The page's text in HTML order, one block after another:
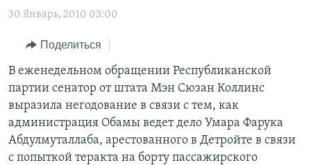
основной
навигации
Перейти
поиск
ИТОГИ
ПОЧЕМУ ЭТО ВАЖНО?
ДИСКУССИЯ VOA
НЬЮ-ЙОРК NEW YORK
АМЕРИКА. БОЛЬШОЕ ПУТЕШЕСТВИЕ
НАША АМЕРИКАНСКАЯ ИСТОРИЯ
А КАК В АМЕРИКЕ?
АРТЕФАКТЫ
АМЕРИКАНСКИЕ ГОРОДКИ
ТЕСТЫ
ИНТЕРВЬЮ
ФАКТЫ ПРОТИВ ФЕЙКОВ
ЗА СВОБОДУ ПРЕССЫ
УЧИМ АНГЛИЙСКИЙ
ВИДЕО
ПОДПИСКА НА НОВОСТИ
30 Январь, 2010 03:00
Поделиться
В еженедельном обращении Республиканской
партии сенатор от штата Мэн Сюзан Коллинс
выразила негодование в связи с тем, как
администрация Обамы ведет дело Умара Фарука
Абдулмуталлаба, арестованного в Детройте в связи
с попыткой теракта на борту пассажирского